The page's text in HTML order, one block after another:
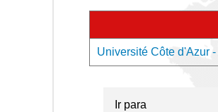
Université Côte d'Azur
Ir para